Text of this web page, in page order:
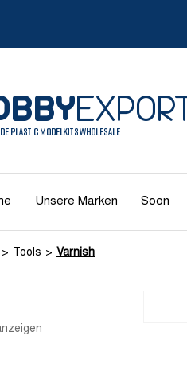
Unsere Marken Soon
Tools Varnish